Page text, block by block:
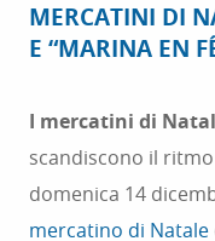
tutta la famiglia,
MERCATINI DI
E “MARINA EN
I mercatini di
scandiscono il
domenica 14
mercatino di Natale